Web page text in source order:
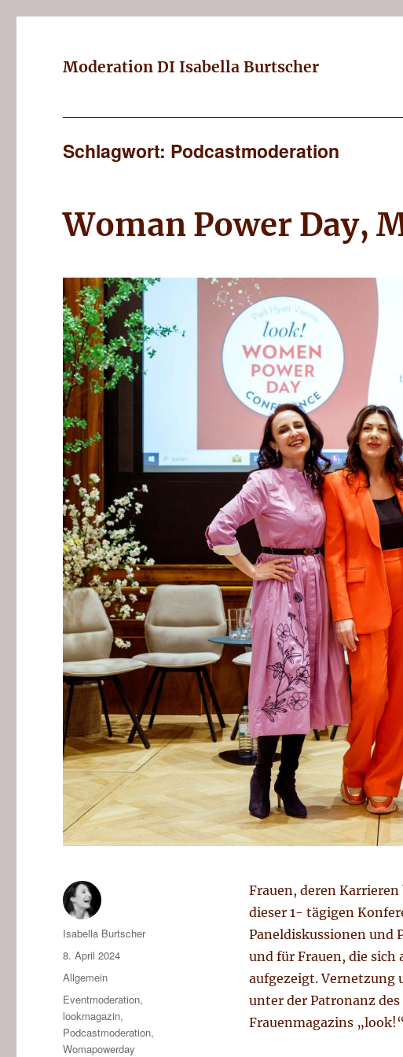
Moderation DI Isabella Burtscher
Schlagwort: Podcastmoderation
Woman Power Day,
Frauen, deren
dieser 1- tägigen
Paneldiskussionen und
und für Frauen, die sich
aufgezeigt. Vernetzung
unter der Patronanz
Frauenmagazins
Autor
Isabella Burtscher
Veröffentlicht
am
8. April 2024
Kategorien
Allgemein
Tags
Eventmoderation,
lookmagazin,
Podcastmoderation,
Womapowerday